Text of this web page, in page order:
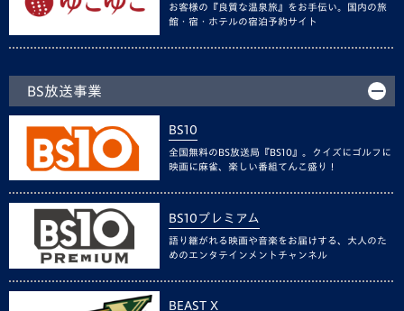
お客様の『良質な温泉旅』をお手伝い。国内の旅
館・宿・ホテルの宿泊予約サイト
BS放送事業
BS10
全国無料のBS放送局『BS10』。クイズにゴルフに
映画に麻雀、楽しい番組てんこ盛り！
BS10プレミアム
語り継がれる映画や音楽をお届けする、大人のた
めのエンタテインメントチャンネル
BEAST X